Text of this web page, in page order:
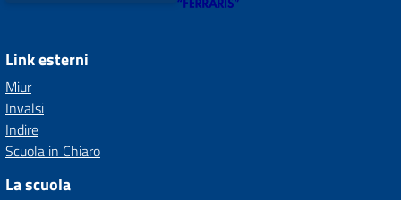
Link esterni
Miur
Invalsi
Indire
Scuola in Chiaro
La scuola